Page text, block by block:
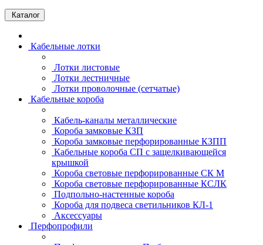
Каталог
Кабельные лотки
Лотки листовые
Лотки лестничные
Лотки проволочные (сетчатые)
Кабельные короба
Кабель-каналы металлические
Короба замковые КЗП
Короба замковые перфорированные КЗПП
Кабельные короба СП с защелкивающейся
крышкой
Короба световые перфорированные СК М
Короба световые перфорированные КСЛК
Подпольно-настенные короба
Короба для подвеса светильников КЛ-1
Аксессуары
Перфопрофили